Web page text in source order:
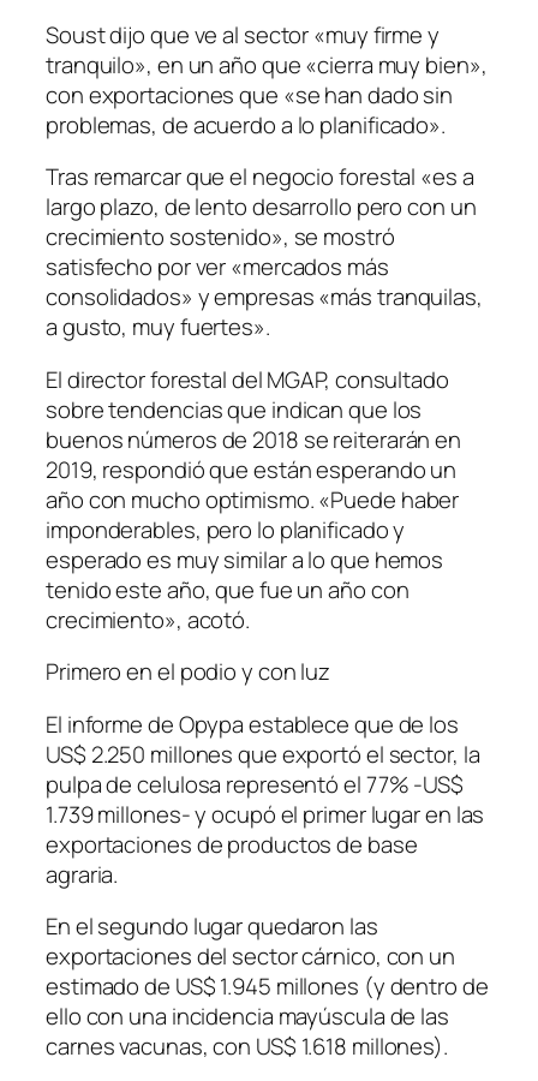
Soust dijo que ve al sector «muy firme y
tranquilo», en un año que «cierra muy bien»,
con exportaciones que «se han dado sin
problemas, de acuerdo a lo planificado».
Tras remarcar que el negocio forestal «es a
largo plazo, de lento desarrollo pero con un
crecimiento sostenido», se mostró
satisfecho por ver «mercados más
consolidados» y empresas «más tranquilas,
a gusto, muy fuertes».
El director forestal del MGAP, consultado
sobre tendencias que indican que los
buenos números de 2018 se reiterarán en
2019, respondió que están esperando un
año con mucho optimismo. «Puede haber
imponderables, pero lo planificado y
esperado es muy similar a lo que hemos
tenido este año, que fue un año con
crecimiento», acotó.
Primero en el podio y con luz
El informe de Opypa establece que de los
US$ 2.250 millones que exportó el sector, la
pulpa de celulosa representó el 77% -US$
1.739 millones- y ocupó el primer lugar en las
exportaciones de productos de base
agraria.
En el segundo lugar quedaron las
exportaciones del sector cárnico, con un
estimado de US$ 1.945 millones (y dentro de
ello con una incidencia mayúscula de las
carnes vacunas, con US$ 1.618 millones).